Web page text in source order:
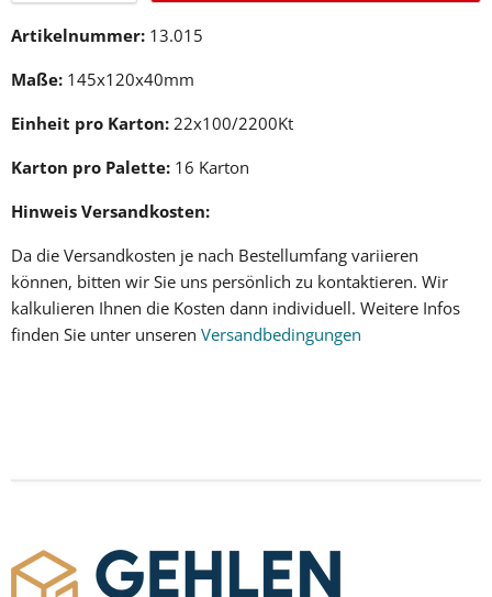
Artikelnummer: 13.015
Maße: 145x120x40mm
Einheit pro Karton: 22x100/2200Kt
Karton pro Palette: 16 Karton
Hinweis Versandkosten:
Da die Versandkosten je nach Bestellumfang variieren
können, bitten wir Sie uns persönlich zu kontaktieren. Wir
kalkulieren Ihnen die Kosten dann individuell. Weitere Infos
finden Sie unter unseren Versandbedingungen